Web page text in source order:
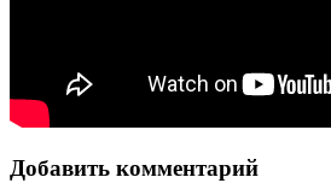
Добавить комментарий